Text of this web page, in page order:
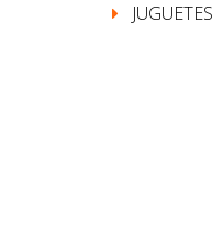
JUGUETES